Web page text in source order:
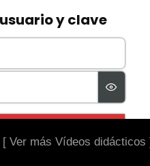
[ Ver más Vídeos didácticos